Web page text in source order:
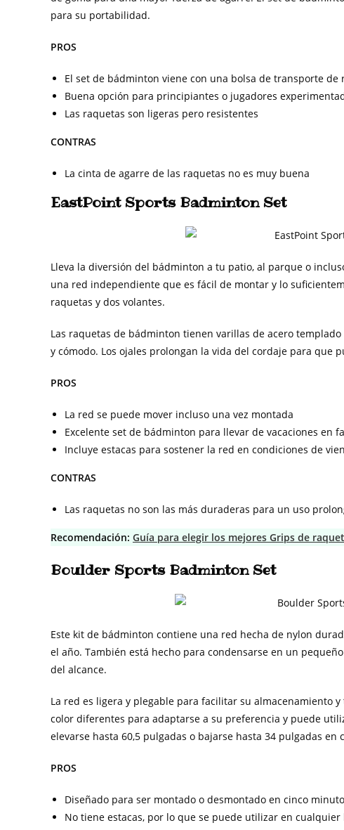
para su portabilidad.
PROS
El set de bádminton viene con una bolsa de transporte de
Buena opción para principiantes o jugadores
Las raquetas son ligeras pero resistentes
CONTRAS
La cinta de agarre de las raquetas no es muy buena
EastPoint Sports Badminton Set
Lleva la diversión del bádminton a tu patio, al parque o
una red independiente que es fácil de montar y lo
raquetas y dos volantes.
Las raquetas de bádminton tienen varillas de acero
y cómodo. Los ojales prolongan la vida del cordaje para
PROS
La red se puede mover incluso una vez montada
Excelente set de bádminton para llevar de vacaciones en
Incluye estacas para sostener la red en condiciones de
CONTRAS
Las raquetas no son las más duraderas para un uso
Recomendación: Guía para elegir los mejores Grips de
Boulder Sports Badminton Set
Este kit de bádminton contiene una red hecha de nylon
el año. También está hecho para condensarse en un
del alcance.
La red es ligera y plegable para facilitar su almacenamiento
color diferentes para adaptarse a su preferencia y puede
elevarse hasta 60,5 pulgadas o bajarse hasta 34 pulgadas en
PROS
Diseñado para ser montado o desmontado en cinco
No tiene estacas, por lo que se puede utilizar en cualquier